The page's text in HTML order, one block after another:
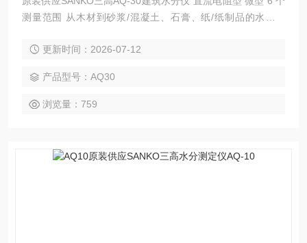
测量范围 从木材到砂浆/混凝土、石膏、纸/纸制品的水分测
更新时间：2026-07-12
产品型号：AQ30
浏览量：759